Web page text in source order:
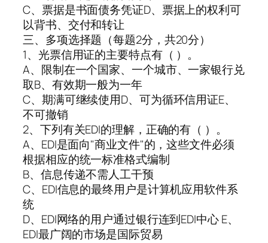
C、票据是书面债务凭证D、票据上的权利可
以背书、交付和转让
三、多项选择题（每题2分，共20分）
1、光票信用证的主要特点有（ ）。
A、限制在一个国家、一个城市、一家银行兑
取B、有效期一般为一年
C、期满可继续使用D、可为循环信用证E、
不可撤销
2、下列有关EDI的理解，正确的有（ ）。
A、EDI是面向"商业文件"的，这些文件必须
根据相应的统一标准格式编制
B、信息传递不需人工干预
C、EDI信息的最终用户是计算机应用软件系
统
D、EDI网络的用户通过银行连到EDI中心 E、
EDI最广阔的市场是国际贸易